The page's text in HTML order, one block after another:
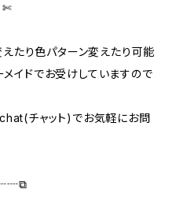
たり色パターン変えたり可能
イドでお受けしていますので
チャット)でお気軽にお問